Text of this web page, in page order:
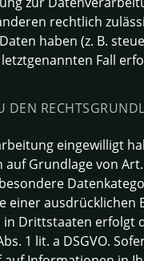
rechtlich
haben (z. B.
Fall
DEN
eingewilligt
Grundlage von Art.
einer ausdrücklichen
in Drittstaaten erfolgt
1 lit. a DSGVO.